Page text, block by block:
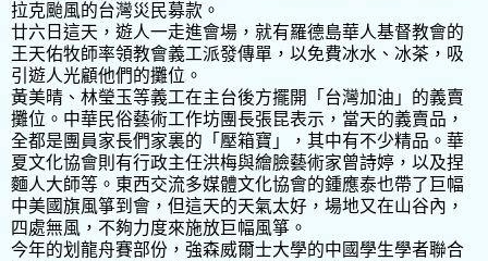
拉克颱風的台灣災民募款。
廿六日這天，遊人一走進會場，就有羅德島華人基督教會的
王天佑牧師率領教會義工派發傳單，以免費冰水、冰茶，吸
引遊人光顧他們的攤位。
黃美晴、林瑩玉等義工在主台後方擺開「台灣加油」的義賣
攤位。中華民俗藝術工作坊團長張昆表示，當天的義賣品，
全都是團員家長們家裏的「壓箱寶」，其中有不少精品。華
夏文化協會則有行政主任洪梅與繪臉藝術家曾詩婷，以及捏
麵人大師等。東西交流多媒體文化協會的鍾應泰也帶了巨幅
中美國旗風箏到會，但這天的天氣太好，場地又在山谷內，
四處無風，不夠力度來施放巨幅風箏。
今年的划龍舟賽部份，強森威爾士大學的中國學生學者聯合